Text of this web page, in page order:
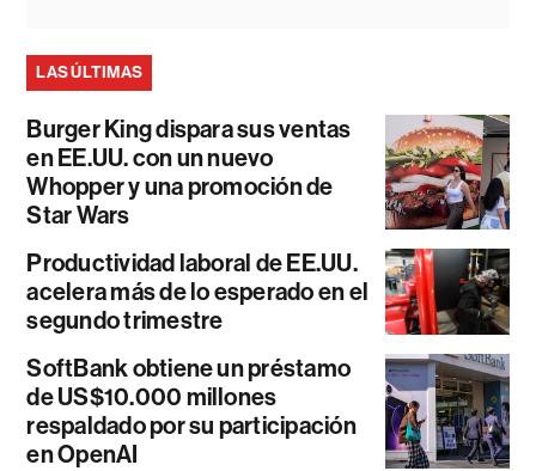
LAS ÚLTIMAS
Burger King dispara sus ventas
en EE.UU. con un nuevo
Whopper y una promoción de
Star Wars
Productividad laboral de EE.UU.
acelera más de lo esperado en el
segundo trimestre
SoftBank obtiene un préstamo
de US$10.000 millones
respaldado por su participación
en OpenAI